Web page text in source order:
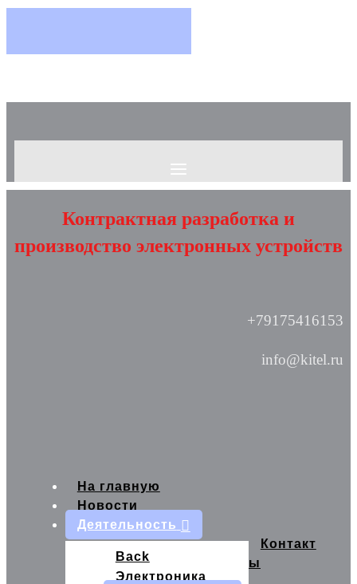
Контрактная разработка и
производство электронных устройств
+79175416153
info@kitel.ru
На главную
Новости
Деятельность
Back
Электроника
Контакт
ы